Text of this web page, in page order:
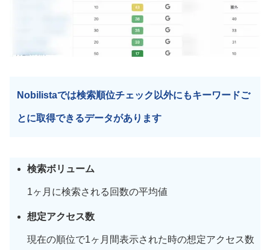
Nobilistaでは検索順位チェック以外にもキーワードご
とに取得できるデータがあります
検索ボリューム
1ヶ月に検索される回数の平均値
想定アクセス数
現在の順位で1ヶ月間表示された時の想定アクセス数